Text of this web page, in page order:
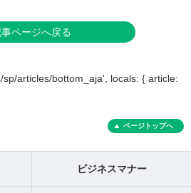
ページへ戻る
articles/bottom_aja', locals: { article:
ページトップへ
ビジネスマナー